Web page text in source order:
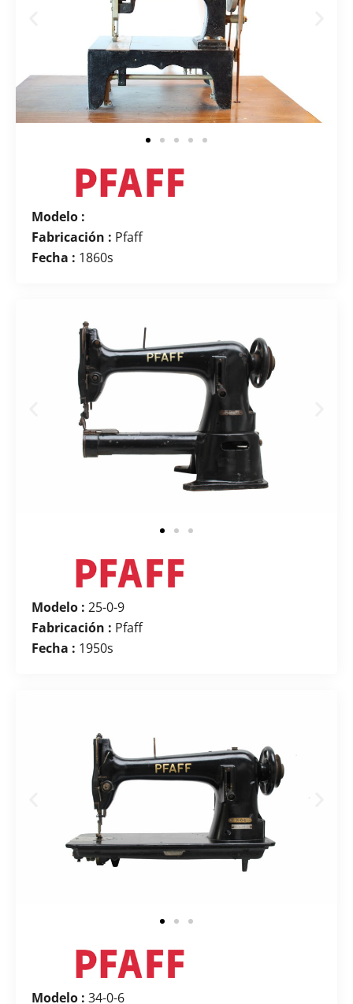
Modelo :
Fabricación : Pfaff
Fecha : 1860s
Modelo : 25-0-9
Fabricación : Pfaff
Fecha : 1950s
Modelo : 34-0-6